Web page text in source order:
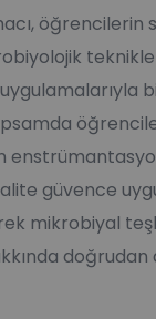
öğrencilerin
güvence
mikrobiyal
doğrudan